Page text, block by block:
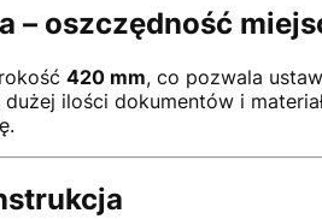
– oszczędność
420 mm, co pozwala
ilości dokumentów i